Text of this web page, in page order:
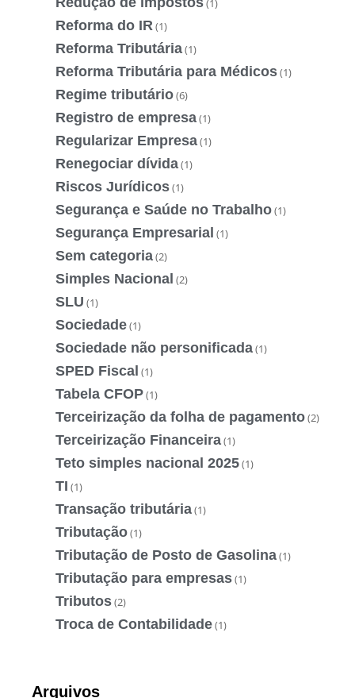
(1)
Reforma do IR(1)
Reforma Tributária(1)
Reforma Tributária para Médicos(1)
Regime tributário(6)
Registro de empresa(1)
Regularizar Empresa(1)
Renegociar dívida(1)
Riscos Jurídicos(1)
Segurança e Saúde no Trabalho(1)
Segurança Empresarial (1)
Sem categoria(2)
Simples Nacional (2)
SLU (1)
Sociedade(1)
Sociedade não personificada(1)
SPED Fiscal (1)
Tabela CFOP(1)
Terceirização da folha de pagamento(2)
Terceirização Financeira(1)
Teto simples nacional 2025(1)
TI (1)
Transação tributária(1)
Tributação(1)
Tributação de Posto de Gasolina(1)
Tributação para empresas(1)
Tributos(2)
Troca de Contabilidade(1)
Arquivos